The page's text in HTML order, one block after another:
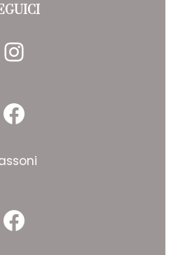
Instagram
Facebook
Facebook